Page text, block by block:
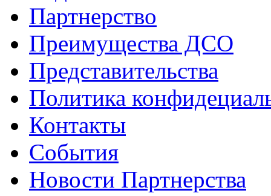
Партнерство
Преимущества ДСО
Представительства
Политика
Контакты
События
Новости Партнерства